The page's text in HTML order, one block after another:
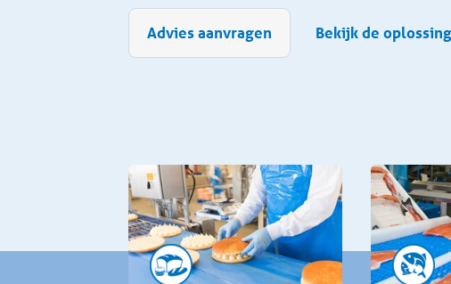
Advies aanvragen Bekijk de